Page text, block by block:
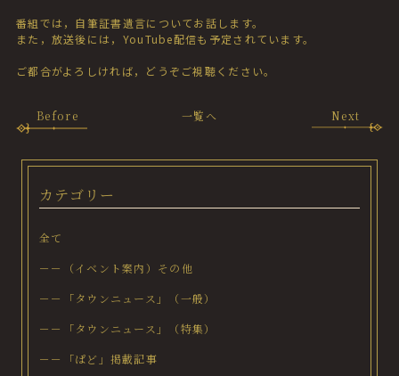
番組では，自筆証書遺言についてお話します。
また，放送後には，YouTube配信も予定されています。
ご都合がよろしければ，どうぞご視聴ください。
Before 一覧へ Next
カテゴリー
全て
－－（イベント案内）その他
－－「タウンニュース」（一般）
－－「タウンニュース」（特集）
－－「ぱど」掲載記事